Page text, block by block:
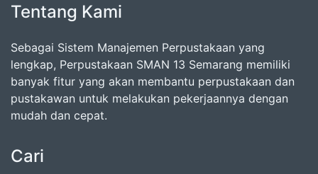
Tentang Kami
Sebagai Sistem Manajemen Perpustakaan yang
lengkap, Perpustakaan SMAN 13 Semarang memiliki
banyak fitur yang akan membantu perpustakaan dan
pustakawan untuk melakukan pekerjaannya dengan
mudah dan cepat.
Cari